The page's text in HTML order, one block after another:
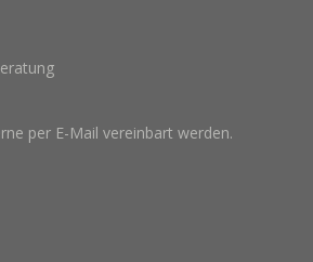
per E-Mail vereinbart werden.